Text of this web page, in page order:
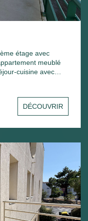
étage avec
meublé
cuisine avec
DÉCOUVRIR